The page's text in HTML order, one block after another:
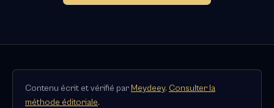
Contenu écrit et vérifié par Meydeey. Consulter la
méthode éditoriale.